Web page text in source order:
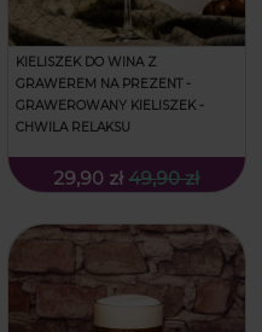
KIELISZEK DO WINA Z
GRAWEREM NA PREZENT -
GRAWEROWANY KIELISZEK -
CHWILA RELAKSU
29,90 zł 49,90 zł